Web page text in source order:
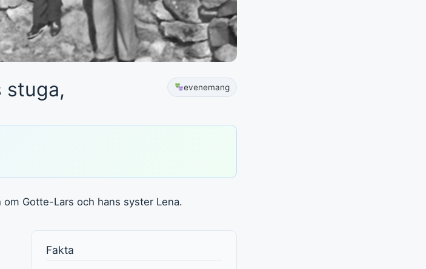
stuga, evenemang
Gotte-Lars och hans syster Lena.
Fakta